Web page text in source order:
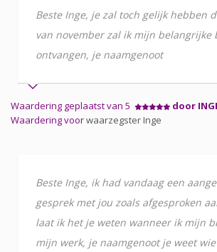
Beste Inge, je zal toch gelijk hebben
van november zal ik mijn belangrijke
ontvangen, je naamgenoot
Waardering geplaatst van 5
door
Waardering voorwaarzegster Inge
Beste Inge, ik had vandaag een
gesprek met jou zoals afgesproken
laat ik het je weten wanneer ik mijn
mijn werk, je naamgenoot je weet